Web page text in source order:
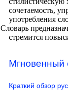
сочетаемость,
употребления
Словарь
стремится
Мгновенный
Краткий обзор